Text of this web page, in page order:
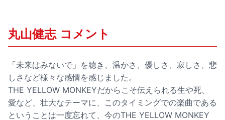
丸山健志 コメント
「未来はみないで」を聴き、温かさ、優しさ、寂しさ、悲
しさなど様々な感情を感じました。
THE YELLOW MONKEYだからこそ伝えられる生や死、
愛など、壮大なテーマに、このタイミングでの楽曲である
ということは一度忘れて、今のTHE YELLOW MONKEY